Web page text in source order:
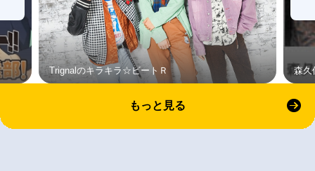
Trignalのキラキラ☆ビートＲ 森久
もっと見る